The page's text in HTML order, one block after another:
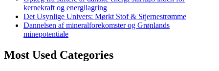
kernekraft og energilagring
Det Usynlige Univers: Mørkt Stof & Stjernestrømme
Dannelsen af mineralforekomster og Grønlands
minepotentiale
Most Used Categories